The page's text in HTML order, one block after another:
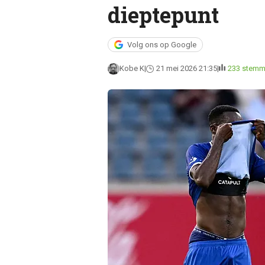
dieptepunt
Volg ons op Google
Kobe K 21 mei 2026 21:35 233